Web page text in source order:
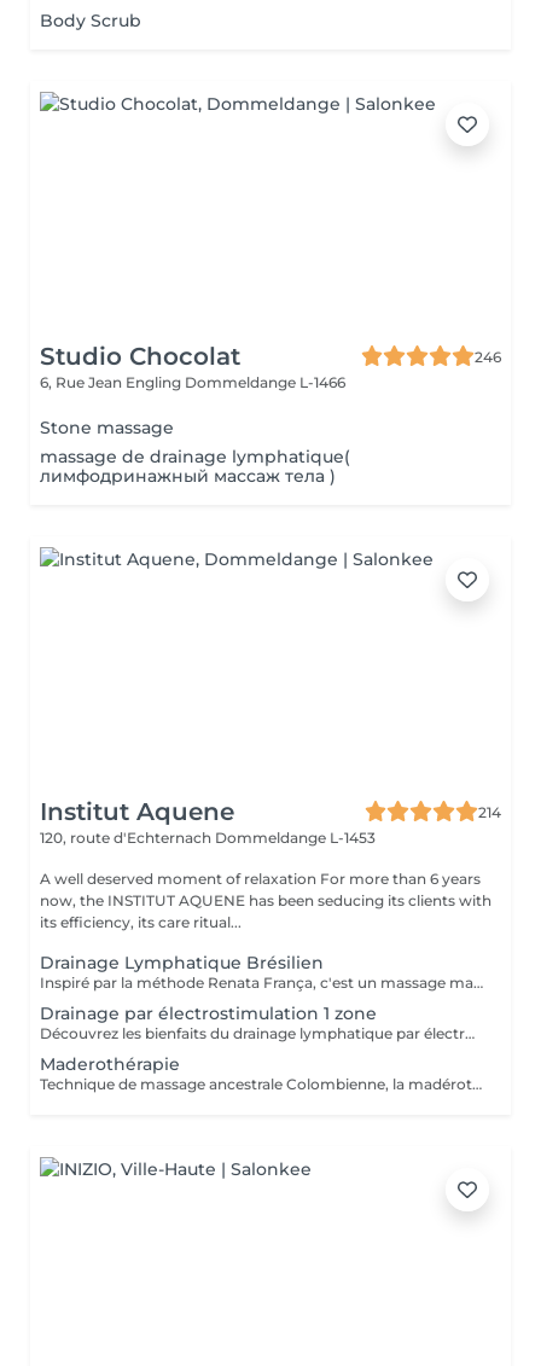
Body Scrub
Studio Chocolat
246
6, Rue Jean Engling Dommeldange L-1466
Stone massage
massage de drainage lymphatique(
лимфодринажный массаж тела )
Institut Aquene
214
120, route d'Echternach Dommeldange L-1453
A well deserved moment of relaxation For more than 6 years
now, the INSTITUT AQUENE has been seducing its clients with
its efficiency, its care ritual...
Drainage Lymphatique Brésilien
Inspiré par la méthode Renata França, c'est un massage manuel destiné a stimuler la circulation lymphatique et à détoxifier l'organisme. Par des manuvres manuelles variant la pression en suivant le sens de la circulation lymphatique l'organisme est nettoyé et son système immunitaire renforcé. La lymphe draine les liquides excédentaires, les toxines et les débris cellulaires pour un résultat immédiat ! Peut être fait avant une séance de madérothérapie pour encore plus de bien fait !!
Drainage par électrostimulation 1 zone
Découvrez les bienfaits du drainage lymphatique par électrostimulation, une méthode innovante qui: - stimule la circulation lymphatique, - réduit les gonflements, - améliore la détoxification du corps et -favorise une sensation de légèreté. Idéal pour améliorer le bien-être et optimiser la perte de poids. Sans douleur, venez profitez d'un moment de détente bien mérité, tout en stimulant de l'intérieur votre corps et perdant des calories. 1 zone correspond au : ventre ou cuisses (les 2) ou bras.
Maderothérapie
Technique de massage ancestrale Colombienne, la madérothérapie offre une multitude de bénéfices sur le corps ! - L'amélioration de la circulation sanguine et de la circulation lymphatique - Une peau resserrée, des muscles plus toniques - L'élimination de l'apparence de la cellulite, même profonde... Qu'il s'agisse de la peau du corps ou du visage, les instruments et rouleaux en bois de maderothérapie agissent sur toutes les zones du corps permettant une relaxation profonde et une tonification du corps dans son ensemble. Pour un bon résultat il est conseiller de faire entre 3 à 5 séances de drainage lymphatique Brésilien afin de détoxifier le corps et 10 séances de maderothérapie réparties sur 5 semaines (soit 2 séances par semaine). Et une séance par mois de chaque en entretient. Effet WOUAH garantie